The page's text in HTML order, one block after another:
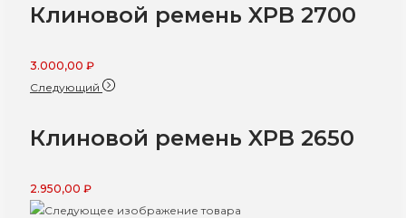
Клиновой ремень XPB 2700
3.000,00 ₽
Следующий
Клиновой ремень XPB 2650
2.950,00 ₽